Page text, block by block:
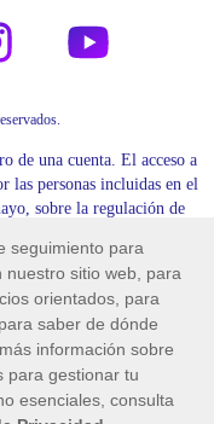
de una cuenta. El acceso a
las personas incluidas en el
sobre la regulación de
de Arellano 27, 52003
la Dirección General de
a Skill On Net
Ref: LGEN/00083, así
Ref: PROLI/00283,
DE AZAR No/Ref: